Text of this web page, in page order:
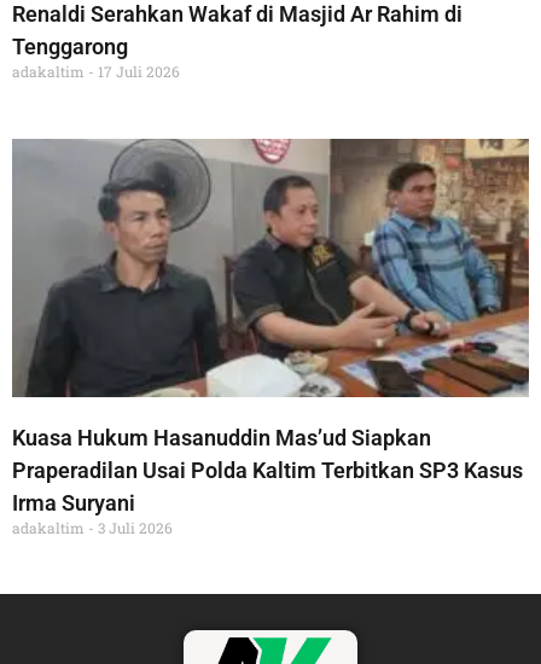
Renaldi Serahkan Wakaf di Masjid Ar Rahim di
Tenggarong
adakaltim 17 Juli 2026
Kuasa Hukum Hasanuddin Mas’ud Siapkan
Praperadilan Usai Polda Kaltim Terbitkan SP3 Kasus
Irma Suryani
adakaltim 3 Juli 2026